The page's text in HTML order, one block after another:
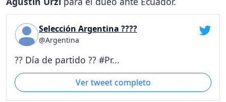
Selección Argentina ????
@Argentina
?? Día de partido ?? #Pr...
Ver tweet completo